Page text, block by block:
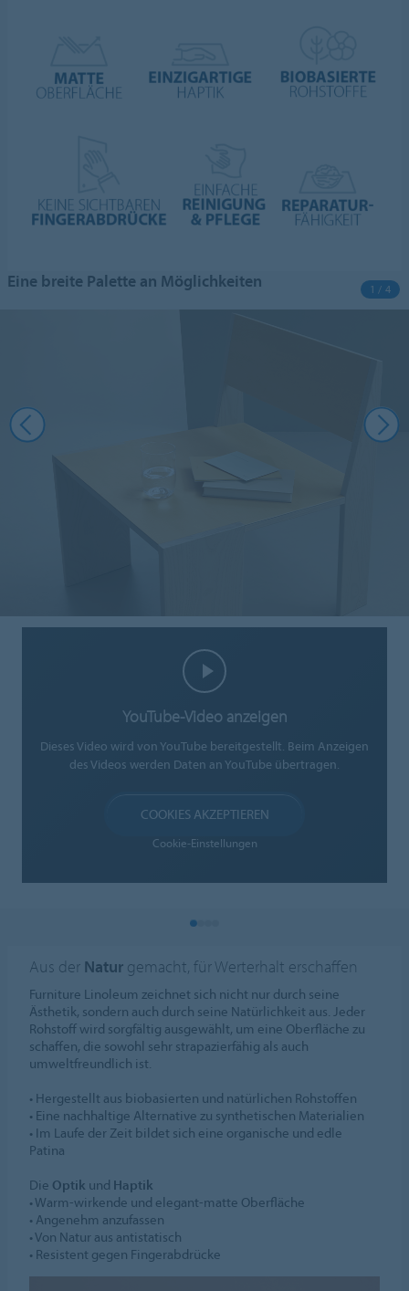
Eine breite Palette an Möglichkeiten
YouTube-Video anzeigen
Dieses Video wird von YouTube bereitgestellt. Beim Anzeigen
des Videos werden Daten an YouTube übertragen.
COOKIES AKZEPTIEREN
Cookie-Einstellungen
1 / 4
Aus der Natur gemacht, für Werterhalt erschaffen
Furniture Linoleum zeichnet sich nicht nur durch seine
Ästhetik, sondern auch durch seine Natürlichkeit aus. Jeder
Rohstoff wird sorgfältig ausgewählt, um eine Oberfläche zu
schaffen, die sowohl sehr strapazierfähig als auch
umweltfreundlich ist.
• Hergestellt aus biobasierten und natürlichen Rohstoffen
• Eine nachhaltige Alternative zu synthetischen Materialien
• Im Laufe der Zeit bildet sich eine organische und edle
Patina
Die Optik und Haptik
• Warm-wirkende und elegant-matte Oberfläche
• Angenehm anzufassen
• Von Natur aus antistatisch
• Resistent gegen Fingerabdrücke